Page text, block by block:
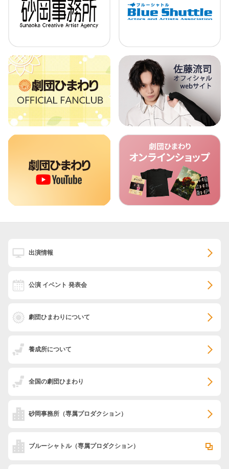
出演情報
公演 イベント 発表会
劇団ひまわりについて
養成所について
全国の劇団ひまわり
砂岡事務所 （専属プロダクション）
ブルーシャトル（専属プロダクション）